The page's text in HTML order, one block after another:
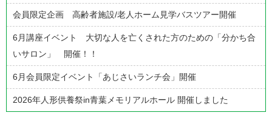
シ
ョ
ン
会員限定企画 高齢者施設/老人ホーム見学バスツアー開催
6月講座イベント 大切な人を亡くされた方のための「分かち合
いサロン」 開催！！
6月会員限定イベント「あじさいランチ会」開催
2026年人形供養祭in青葉メモリアルホール 開催しました